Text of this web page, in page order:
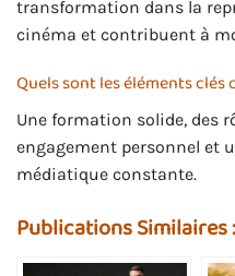
transformation dans la
cinéma et contribuent à
Quels sont les éléments clés
Une formation solide, des
engagement personnel et
médiatique constante.
Publications Similaires :